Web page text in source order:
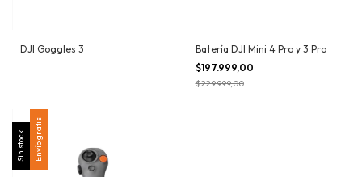
DJI Goggles 3
Batería DJI Mini 4 Pro y 3 Pro
$197.999,00
$229.999,00
Sin stock Envío gratis